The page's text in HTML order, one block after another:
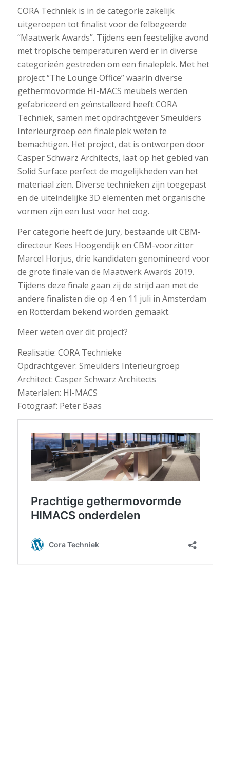
CORA Techniek is in de categorie zakelijk
uitgeroepen tot finalist voor de felbegeerde
“Maatwerk Awards”. Tijdens een feestelijke avond
met tropische temperaturen werd er in diverse
categorieën gestreden om een finaleplek. Met het
project “The Lounge Office” waarin diverse
gethermovormde HI-MACS meubels werden
gefabriceerd en geïnstalleerd heeft CORA
Techniek, samen met opdrachtgever Smeulders
Interieurgroep een finaleplek weten te
bemachtigen. Het project, dat is ontworpen door
Casper Schwarz Architects, laat op het gebied van
Solid Surface perfect de mogelijkheden van het
materiaal zien. Diverse technieken zijn toegepast
en de uiteindelijke 3D elementen met organische
vormen zijn een lust voor het oog.
Per categorie heeft de jury, bestaande uit CBM-
directeur Kees Hoogendijk en CBM-voorzitter
Marcel Horjus, drie kandidaten genomineerd voor
de grote finale van de Maatwerk Awards 2019.
Tijdens deze finale gaan zij de strijd aan met de
andere finalisten die op 4 en 11 juli in Amsterdam
en Rotterdam bekend worden gemaakt.
Meer weten over dit project?
Realisatie: CORA Technieke
Opdrachtgever: Smeulders Interieurgroep
Architect: Casper Schwarz Architects
Materialen: HI-MACS
Fotograaf: Peter Baas